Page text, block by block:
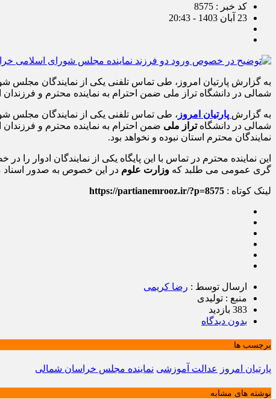
کد خبر : 8575
23 آبان 1403 - 20:43
به گزارش پارتیان امروز، طی تماس تلفنی یکی از نمایندگان
شمالی در دانشگاه تراز ملی ضمن احترام به نماینده محترم و
به گزارش پارتیان امروز ، طی تماس تلفنی یکی از نمایندگان مجلس
شمالی در دانشگاهتراز ملی ضمن احترام به نماینده محترم و
نمایندگان محترم استان نبوده و نخواهد بود.
این نماینده محترم در تماس با این پایگاه یکی از نمایندگان ادوار
گری عمومی می طلبد که وزارت علوم در این خصوص به صدور اسناد
لینک کوتاه : https://partianemrooz.ir/?p=8575
ارسال توسط : رضا کریمی
منبع : تولیدی
383 بازدید
بدون دیدگاه
برچسب ها
پارتیان امروز عدالت آموزشی نماینده مجلس خراسان شمالی
نوشته های مشابه